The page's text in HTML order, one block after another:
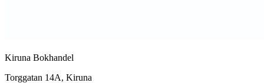
Kiruna Bokhandel
Torggatan 14A, Kiruna